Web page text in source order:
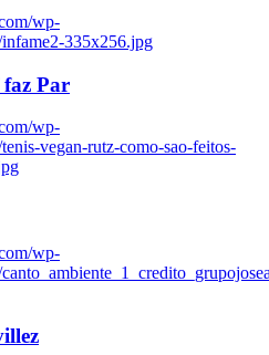
wp-
335x256.jpg
Par
wp-
vegan-rutz-como-sao-feitos-
wp-